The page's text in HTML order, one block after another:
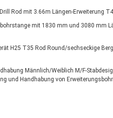
Rod mit 3.66m Längen-Erweiterung
mit 1830 mm und 3080 mm
H25 T35 Rod Round/sechseckige
Männlich/Weiblich M/F-
und Handhabung von